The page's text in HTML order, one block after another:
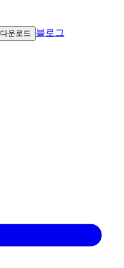
다운로드 블로그